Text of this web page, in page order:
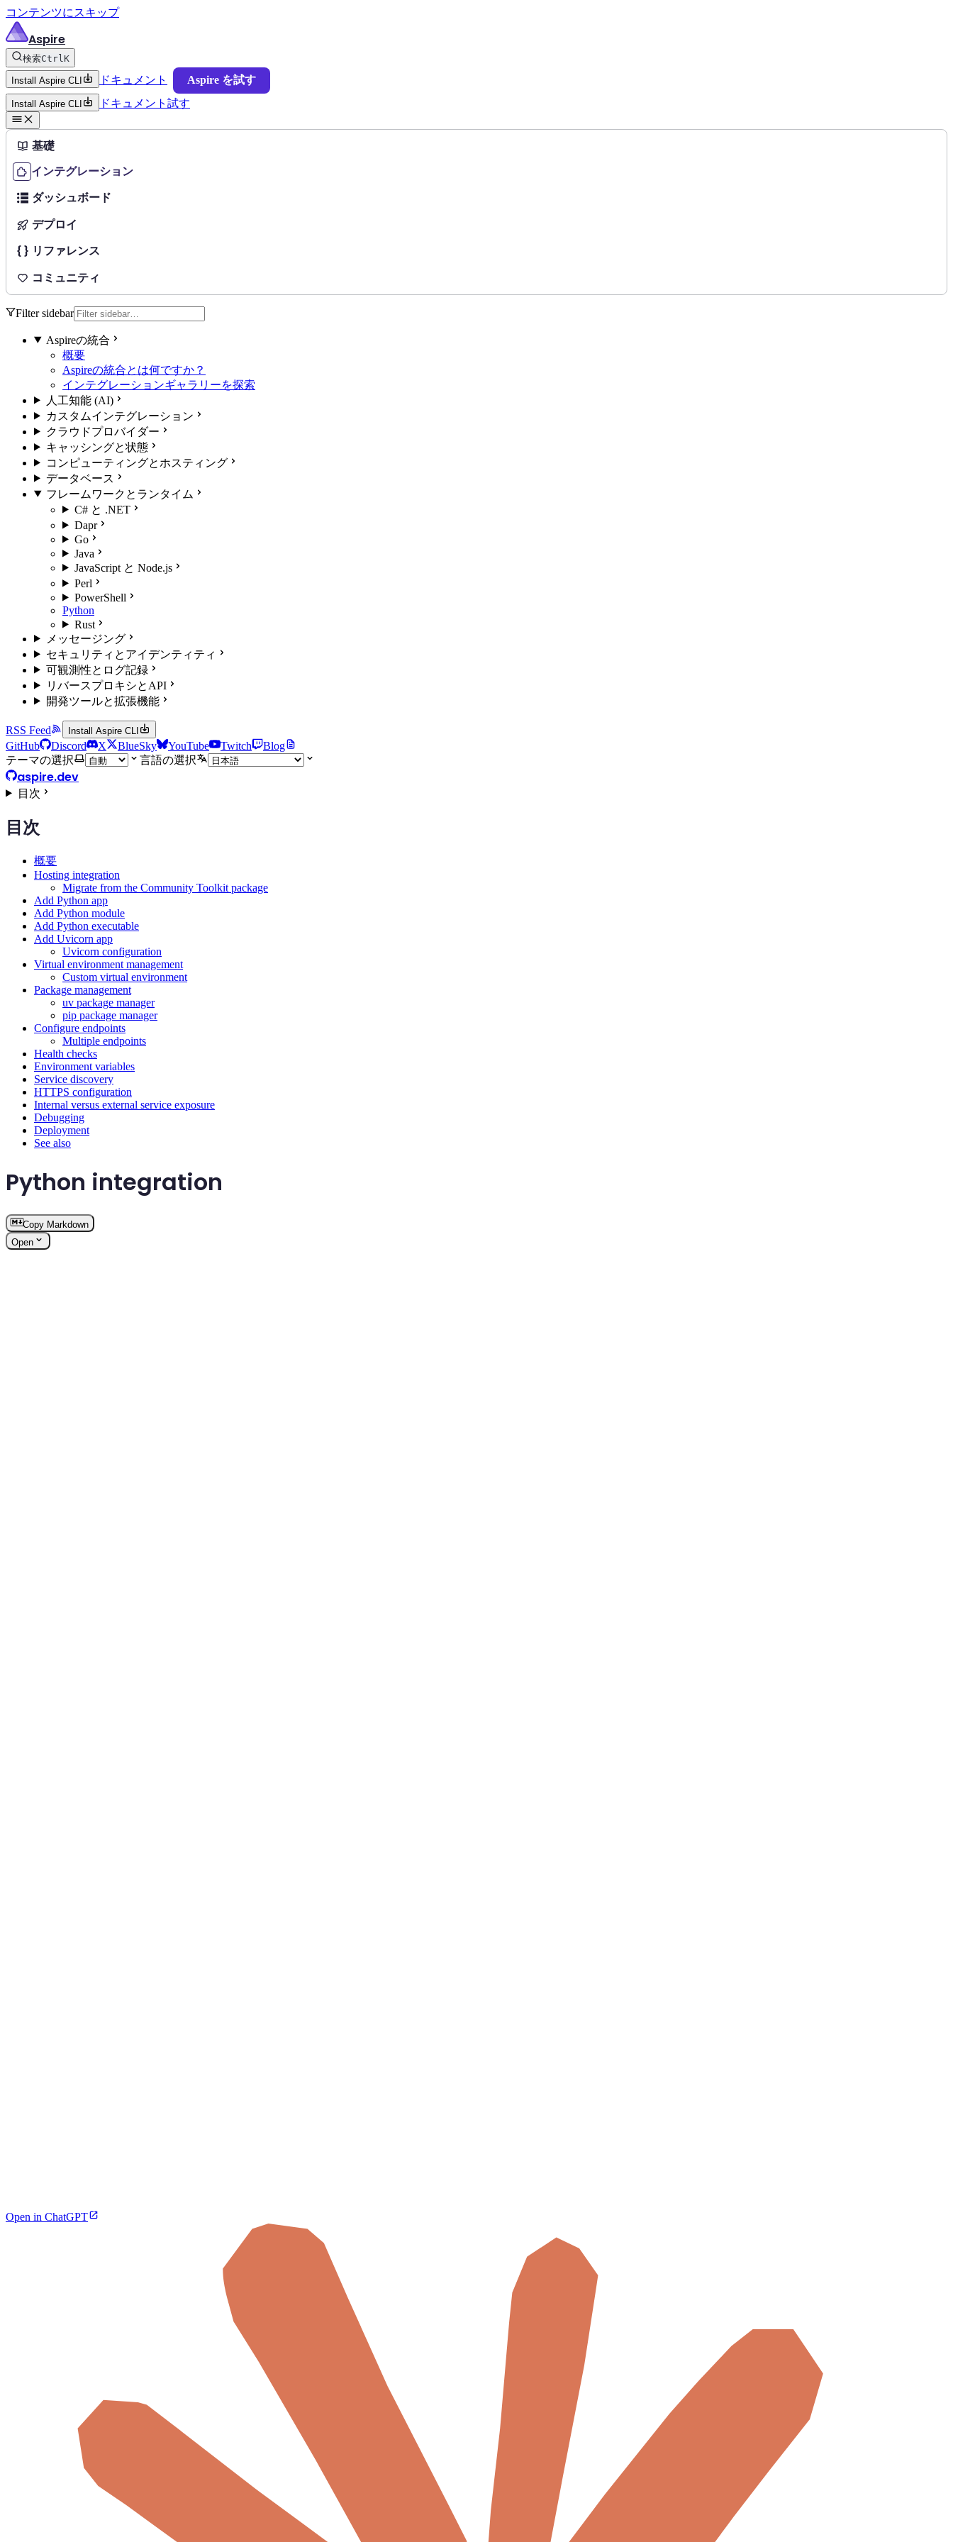
コンテンツにスキップ
Aspire
検索CtrlK
Install Aspire CLI ドキュメント Aspire を試す
Install Aspire CLI ドキュメント 試す
基礎
インテグレーション
ダッシュボード
デプロイ
リファレンス
コミュニティ
Filter sidebar
Aspireの統合
概要
Aspireの統合とは何ですか？
インテグレーションギャラリーを探索
人工知能 (AI)
カスタムインテグレーション
クラウドプロバイダー
キャッシングと状態
コンピューティングとホスティング
データベース
フレームワークとランタイム
C# と .NET
Dapr
Go
Java
JavaScript と Node.js
Perl
PowerShell
Python
Rust
メッセージング
セキュリティとアイデンティティ
可観測性とログ記録
リバースプロキシとAPI
開発ツールと拡張機能
RSS Feed Install Aspire CLI
GitHub Discord X BlueSky YouTube Twitch
Blog
テーマの選択
言語の選択
aspire.dev
目次
目次
概要
Hosting integration
Migrate from the Community Toolkit package
Add Python app
Add Python module
Add Python executable
Add Uvicorn app
Uvicorn configuration
Virtual environment management
Custom virtual environment
Package management
uv package manager
pip package manager
Configure endpoints
Multiple endpoints
Health checks
Environment variables
Service discovery
HTTPS configuration
Internal versus external service exposure
Debugging
Deployment
See also
Python integration
Copy Markdown
Open
Open in ChatGPT